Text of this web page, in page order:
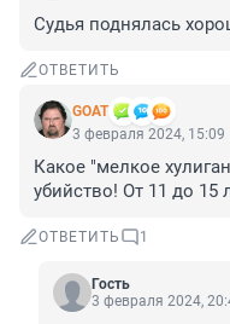
Судья поднялась
ОТВЕТИТЬ
GOAT
3 февраля 2024, 15:09
Какое "мелкое
убийство! От 11 до 15
ОТВЕТИТЬ 1
Гость
3 февраля 2024,